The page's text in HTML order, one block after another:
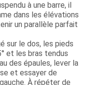
à une barre, il
dans les élévations
un parallèle parfait
sur le dos, les pieds
et les bras tendus
des épaules, lever la
et essayer de
À répéter de